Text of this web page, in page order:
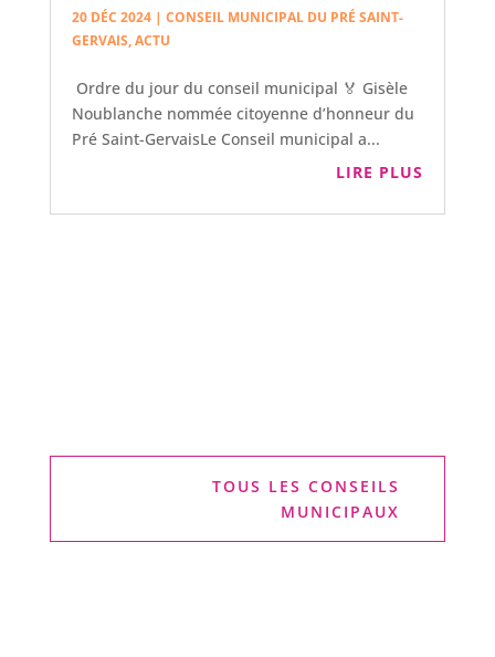
20 DÉC 2024| CONSEIL MUNICIPAL DU PRÉ SAINT-
GERVAIS,ACTU
Ordre du jour du conseil municipal 🏅 Gisèle
Noublanche nommée citoyenne d’honneur du
Pré Saint-GervaisLe Conseil municipal a...
LIRE PLUS
TOUS LES CONSEILS
MUNICIPAUX